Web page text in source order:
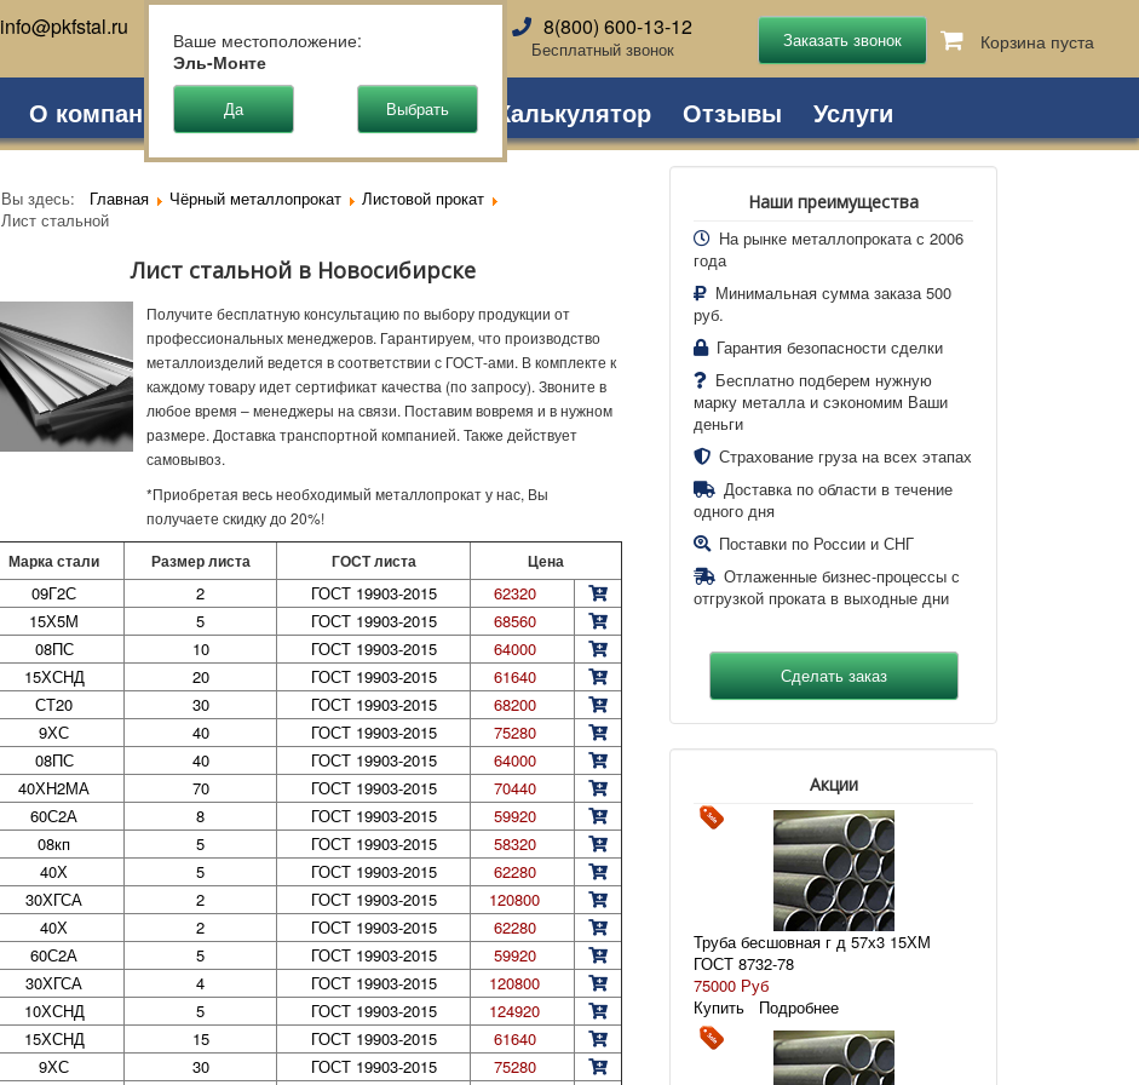
info@pkfstal.ru 8(800) 600-13-12
Бесплатный звонок Корзина пуста
О компании Партнеры Доставка Калькулятор Отзывы Услуги
Вы здесь: Главная Чёрный металлопрокат
Листовой прокат
Лист стальной
Лист стальной в Новосибирске
Получите бесплатную консультацию по выбору продукции от
профессиональных менеджеров. Гарантируем, что производство
металлоизделий ведется в соответствии с ГОСТ-ами. В комплекте к
каждому товару идет сертификат качества (по запросу). Звоните в
любое время – менеджеры на связи. Поставим вовремя и в нужном
размере. Доставка транспортной компанией. Также действует
самовывоз.
*Приобретая весь необходимый металлопрокат у нас, Вы
получаете скидку до 20%!
Марка стали Размер листа ГОСТ листа Цена
09Г2С 2 ГОСТ 19903-2015
62320
15Х5М
5 ГОСТ 19903-2015
68560
08ПС
10 ГОСТ 19903-2015
64000
15ХСНД
20 ГОСТ 19903-2015
61640
СТ20
30 ГОСТ 19903-2015
68200
9ХС
40 ГОСТ 19903-2015
75280
08ПС
40 ГОСТ 19903-2015
64000
40ХН2МА
70 ГОСТ 19903-2015
70440
60С2А
8 ГОСТ 19903-2015
59920
08кп
5 ГОСТ 19903-2015
58320
40Х
5 ГОСТ 19903-2015
62280
30ХГСА
2 ГОСТ 19903-2015
120800
40Х
2 ГОСТ 19903-2015
62280
60С2А
5 ГОСТ 19903-2015
59920
30ХГСА
4 ГОСТ 19903-2015
120800
10ХСНД
5 ГОСТ 19903-2015
124920
15ХСНД
15 ГОСТ 19903-2015
61640
9ХС
30 ГОСТ 19903-2015
75280
Наши преимущества
На рынке металлопроката с 2006
года
Минимальная сумма заказа 500
руб.
Гарантия безопасности сделки
Бесплатно подберем нужную
марку металла и сэкономим Ваши
деньги
Страхование груза на всех этапах
Доставка по области в течение
одного дня
Поставки по России и СНГ
Отлаженные бизнес-процессы с
отгрузкой проката в выходные дни
Акции
Труба бесшовная г д 57х3 15ХМ
ГОСТ 8732-78
75000 Руб
Купить
Подробнее
Ваше местоположение:
Эль-Монте